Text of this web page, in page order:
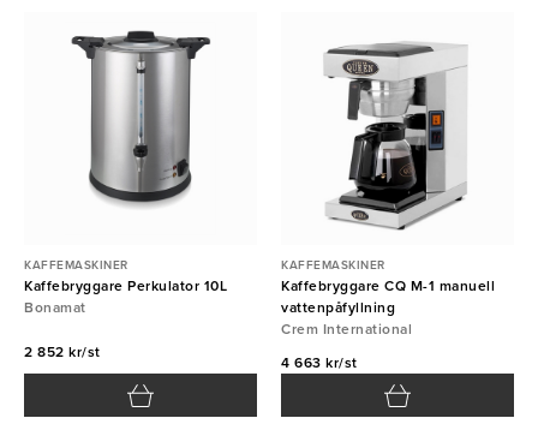
KAFFEMASKINER
Kaffebryggare Perkulator 10L
Bonamat
2 852 kr/st
KAFFEMASKINER
Kaffebryggare CQ M-1 manuell
vattenpåfyllning
Crem International
4 663 kr/st